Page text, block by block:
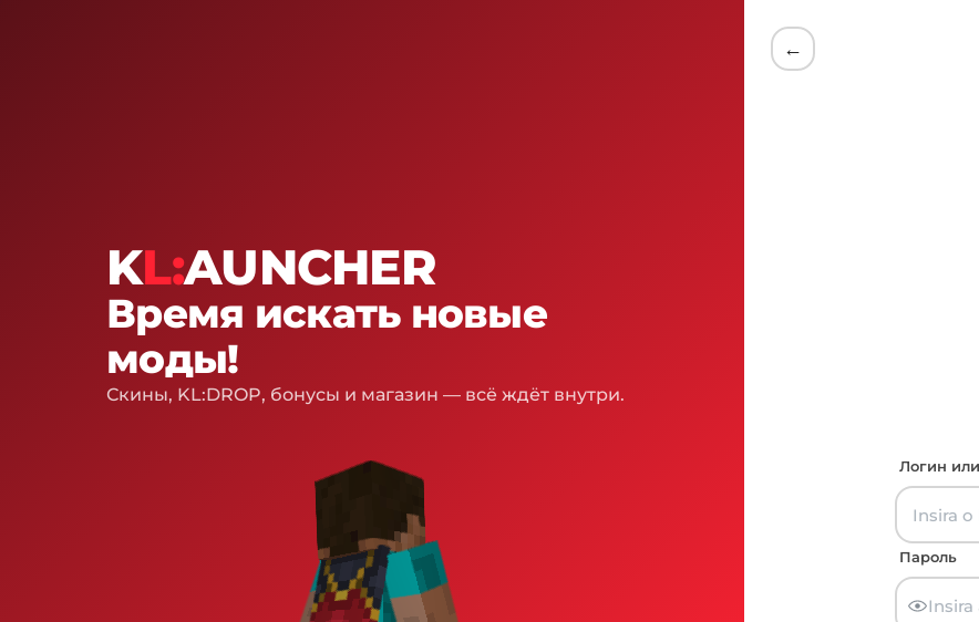
KL:AUNCHER
Время искать новые
моды!
Скины, KL:DROP, бонусы и магазин — всё ждёт внутри.
←
Логин
Пароль